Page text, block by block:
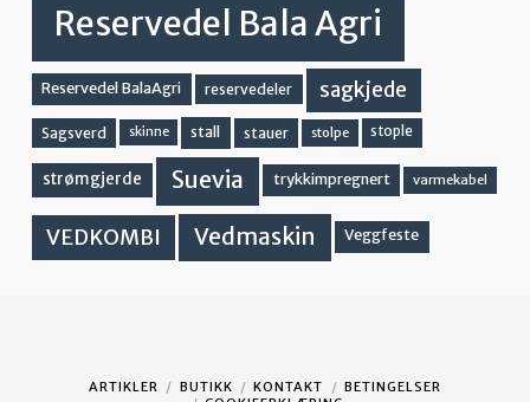
Reservedel Bala Agri
Reservedel BalaAgri reservedeler sagkjede
Sagsverd skinne stall stauer stolpe stople
strømgjerde Suevia trykkimpregnert varmekabel
VEDKOMBI Vedmaskin Veggfeste
ARTIKLER BUTIKK KONTAKT
BETINGELSER